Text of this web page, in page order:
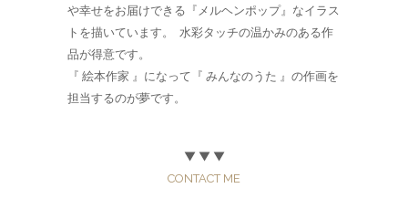
や幸せをお届けできる『メルヘンポップ』なイラス
トを描いています。 水彩タッチの温かみのある作
品が得意です。
『 絵本作家 』になって『 みんなのうた 』の作画を
担当するのが夢です。
▼ ▼ ▼
CONTACT ME